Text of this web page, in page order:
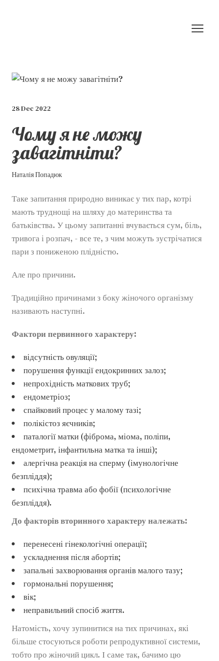
28 Dec 2022
Чому я не можу
завагітніти?
Наталія Попадюк
Таке запитання природно виникає у тих пар, котрі
мають труднощі на шляху до материнства та
батьківства. У цьому запитанні вчувається сум, біль,
тривога і розпач, - все те, з чим можуть зустрічатися
пари з пониженою плідністю.
Але про причини.
Традиційно причинами з боку жіночого організму
називають наступні.
Фактори первинного характеру:
відсутність овуляції;
порушення функції ендокринних залоз;
непрохідність маткових труб;
ендометріоз;
спайковий процес у малому тазі;
полікістоз яєчників;
паталогії матки (фіброма, міома, поліпи,
ендометрит, інфантильна матка та інші);
алергічна реакція на сперму (імунологічне
безпліддя);
психічна травма або фобії (психологічне
безпліддя).
До факторів вторинного характеру належать:
перенесені гінекологічні операції;
ускладнення після абортів;
запальні захворювання органів малого тазу;
гормональні порушення;
вік;
неправильний спосіб життя.
Натомість, хочу зупинитися на тих причинах, які
більше стосуються роботи репродуктивної системи,
тобто про жіночий цикл. І саме так, бачимо цю